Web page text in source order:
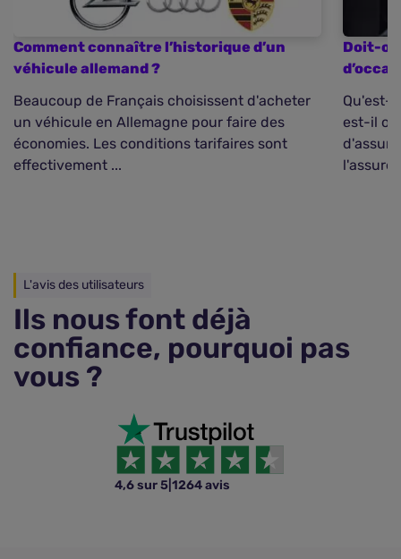
Comment connaître l’historique d’un
véhicule allemand ?
Beaucoup de Français choisissent d'acheter
un véhicule en Allemagne pour faire des
économies. Les conditions tarifaires sont
effectivement ...
Doit-
Qu'est-
est-il
l'assuré
L'avis des utilisateurs
Ils nous font déjà
confiance, pourquoi pas
vous ?
4,6 sur 5 1264 avis